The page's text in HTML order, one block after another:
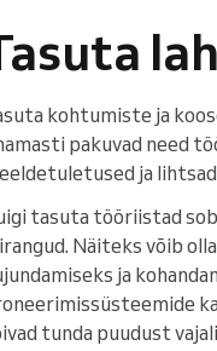
kohtumiste ja
pakuvad need
ja lihtsad
tasuta tööriistad
Näiteks võib
ja
tunda puudust